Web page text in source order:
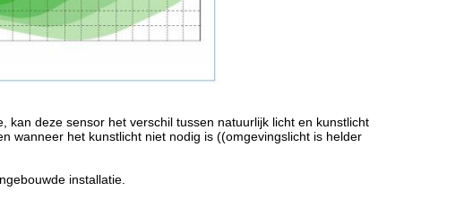
deze sensor het verschil tussen natuurlijk licht en kunstlicht
wanneer het kunstlicht niet nodig is ((omgevingslicht is helder
installatie.